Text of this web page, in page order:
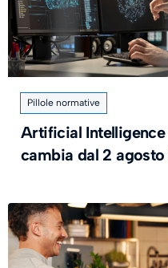
Pillole normative
Artificial
cambia dal 2